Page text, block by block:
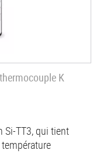
K
Si-TT3, qui tient